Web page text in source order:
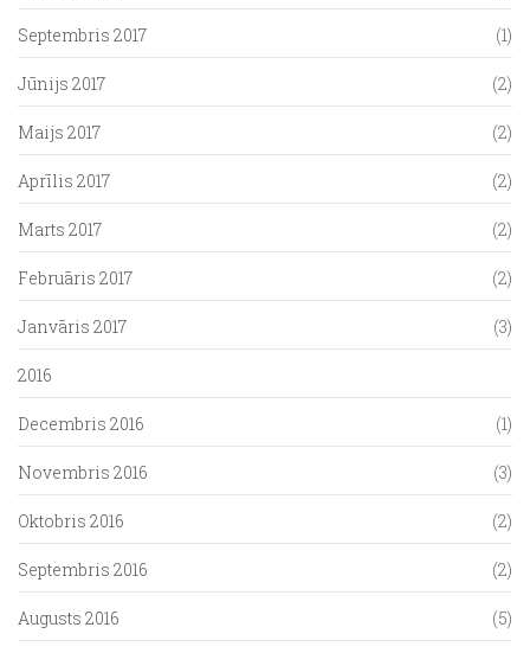
Septembris 2017 (1)
Jūnijs 2017 (2)
Maijs 2017 (2)
Aprīlis 2017 (2)
Marts 2017 (2)
Februāris 2017 (2)
Janvāris 2017 (3)
2016
Decembris 2016 (1)
Novembris 2016 (3)
Oktobris 2016 (2)
Septembris 2016 (2)
Augusts 2016 (5)